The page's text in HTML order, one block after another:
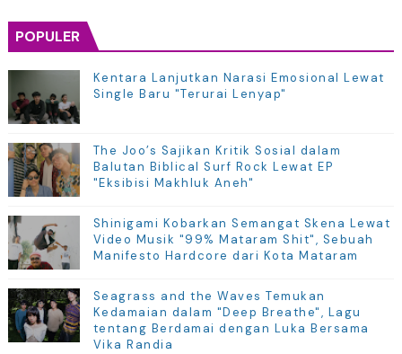
POPULER
Kentara Lanjutkan Narasi Emosional Lewat
Single Baru "Terurai Lenyap"
The Joo’s Sajikan Kritik Sosial dalam
Balutan Biblical Surf Rock Lewat EP
"Eksibisi Makhluk Aneh"
Shinigami Kobarkan Semangat Skena Lewat
Video Musik "99% Mataram Shit", Sebuah
Manifesto Hardcore dari Kota Mataram
Seagrass and the Waves Temukan
Kedamaian dalam "Deep Breathe", Lagu
tentang Berdamai dengan Luka Bersama
Vika Randia